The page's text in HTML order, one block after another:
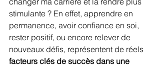
stimulante ? En effet, apprendre en
permanence, avoir confiance en soi,
rester positif, ou encore relever de
nouveaux défis, représentent de réels
facteurs clés de succès dans une